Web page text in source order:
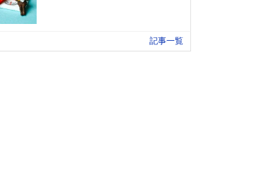
記事一覧